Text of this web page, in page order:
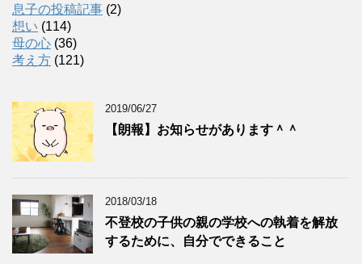
息子の投稿記事 (2)
想い (114)
母の心 (36)
考え方 (121)
2019/06/27
【朗報】お知らせがあります＾＾
2018/03/18
不登校の子供の親の学校への執着を解放
するために、自分でできること